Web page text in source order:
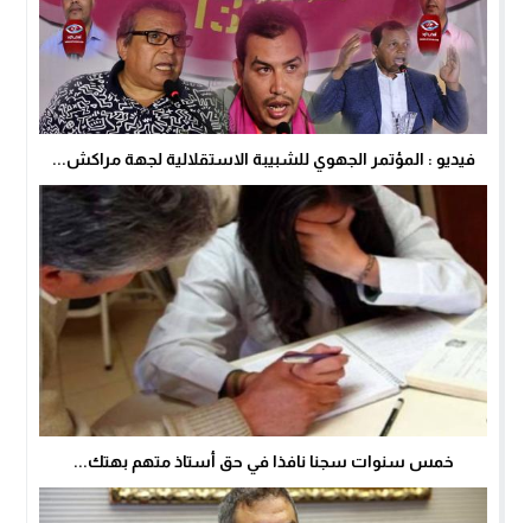
فيديو : المؤتمر الجهوي للشبيبة الاستقلالية لجهة مراكش...
خمس سنوات سجنا نافذا في حق أستاذ متهم بهتك...